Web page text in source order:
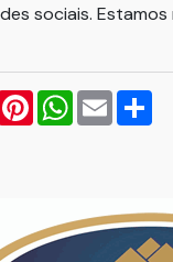
sociais. Estamos
PinterestWhatsApp
Email